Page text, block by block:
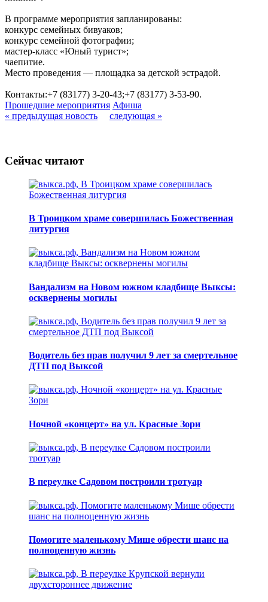
В программе мероприятия запланированы:
конкурс семейных бивуаков;
конкурс семейной фотографии;
мастер-класс «Юный турист»;
чаепитие.
Место проведения — площадка за детской эстрадой.
Контакты:+7 (83177) 3-20-43;+7 (83177) 3-53-90.
Прошедшие мероприятия Афиша
« предыдущая новость
следующая »
Сейчас читают
В Троицком храме совершилась Божественная
литургия
Вандализм на Новом южном кладбище Выксы:
осквернены могилы
Водитель без прав получил 9 лет за смертельное
ДТП под Выксой
Ночной «концерт» на ул. Красные Зори
В переулке Садовом построили тротуар
Помогите маленькому Мише обрести шанс на
полноценную жизнь